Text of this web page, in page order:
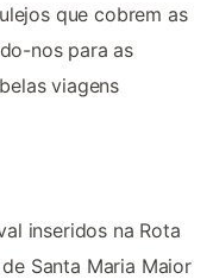
que cobrem as
nos para as
viagens
inseridos na Rota
Santa Maria Maior